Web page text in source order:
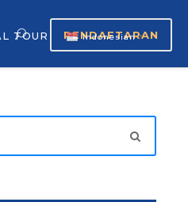
TOUR Indonesian ▼
PENDAFTARAN